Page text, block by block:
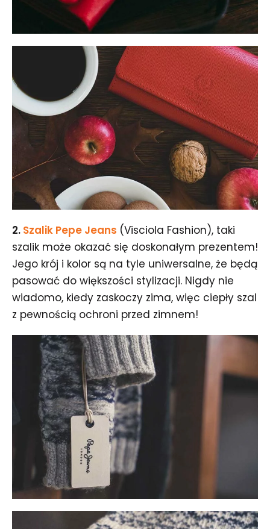
2. Szalik Pepe Jeans (Visciola Fashion), taki
szalik może okazać się doskonałym prezentem!
Jego krój i kolor są na tyle uniwersalne, że będą
pasować do większości stylizacji. Nigdy nie
wiadomo, kiedy zaskoczy zima, więc ciepły szal
z pewnością ochroni przed zimnem!